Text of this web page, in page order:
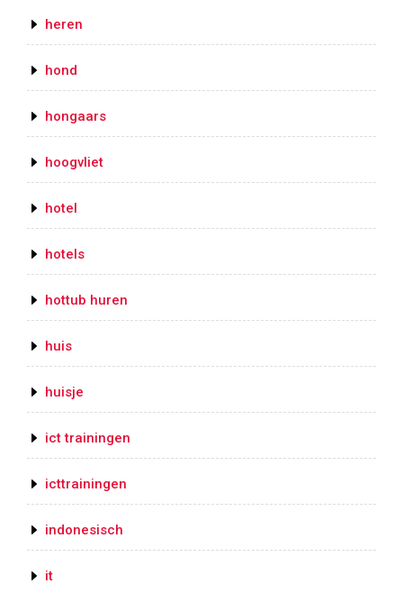
heren
hond
hongaars
hoogvliet
hotel
hotels
hottub huren
huis
huisje
ict trainingen
icttrainingen
indonesisch
it